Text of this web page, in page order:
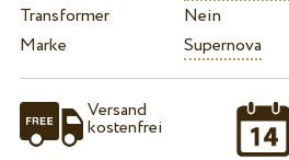
Transformer
Nein
Marke
Supernova
Versand
kostenfrei